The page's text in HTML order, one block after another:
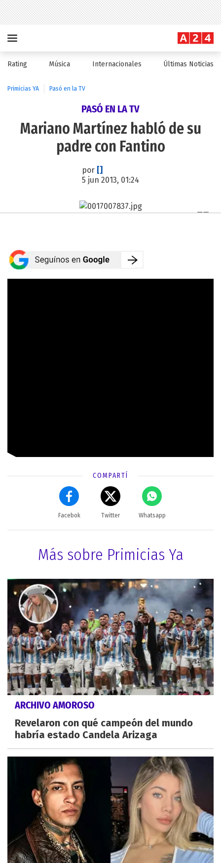
Rating Música Internacionales Últimas Noticias
Primicias YA Pasó en la TV
PASÓ EN LA TV
Mariano Martínez habló de su
padre con Fantino
por []
5 jun 2013, 01:24
COMPARTÍ
Facebok Twitter Whatsapp
Más sobre Primicias Ya
ARCHIVO AMOROSO
Revelaron con qué campeón del mundo
habría estado Candela Arizaga